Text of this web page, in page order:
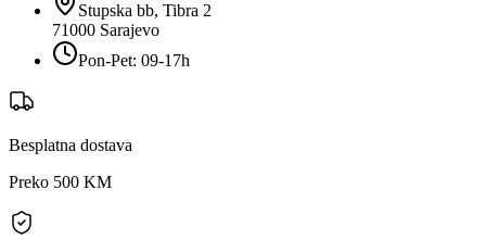
Stupska bb, Tibra 2
71000 Sarajevo
Pon-Pet: 09-17h
Besplatna dostava
Preko 500 KM